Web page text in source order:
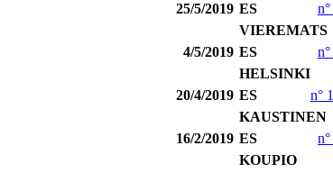
25/5/2019 ES
VIEREMATS
4/5/2019 ES
HELSINKI
20/4/2019 ES n°
KAUSTINEN
16/2/2019 ES
KOUPIO